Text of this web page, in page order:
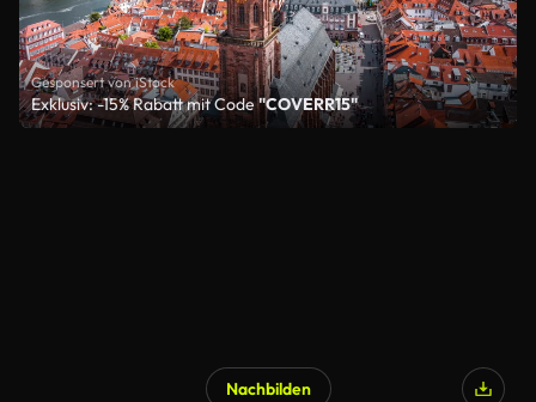
Gesponsert von iStock
Exklusiv: -15% Rabatt mit Code"COVERR15"
Nachbilden